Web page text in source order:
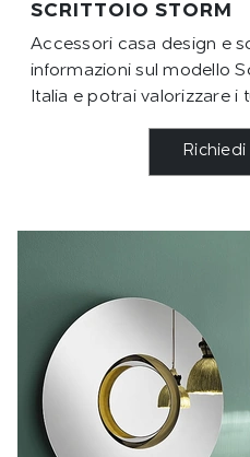
SCRITTOIO STORM
Accessori casa design e
informazioni sul modello
Italia e potrai valorizzare i
Richiedi